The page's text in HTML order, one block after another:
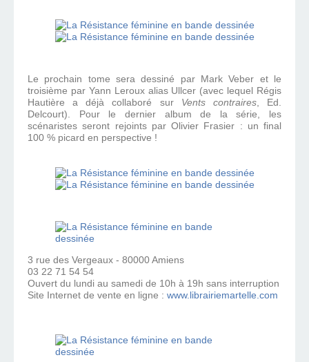
Le prochain tome sera dessiné par Mark Veber et le
troisième par Yann Leroux alias Ullcer (avec lequel Régis
Hautière a déjà collaboré sur Vents contraires, Ed.
Delcourt). Pour le dernier album de la série, les
scénaristes seront rejoints par Olivier Frasier : un final
100 % picard en perspective !
3 rue des Vergeaux - 80000 Amiens
03 22 71 54 54
Ouvert du lundi au samedi de 10h à 19h sans interruption
Site Internet de vente en ligne : www.librairiemartelle.com